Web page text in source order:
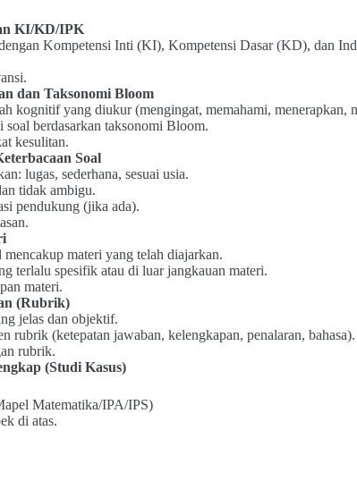
KI/KD/IPK
Kompetensi Inti (KI), Kompetensi Dasar (KD), dan
dan Taksonomi Bloom
kognitif yang diukur (mengingat, memahami, menerapkan,
soal berdasarkan taksonomi Bloom.
kesulitan.
Soal
lugas, sederhana, sesuai usia.
tidak ambigu.
pendukung (jika ada).
mencakup materi yang telah diajarkan.
terlalu spesifik atau di luar jangkauan materi.
materi.
(Rubrik)
jelas dan objektif.
rubrik (ketepatan jawaban, kelengkapan, penalaran, bahasa).
rubrik.
(Studi Kasus)
Matematika/IPA/IPS)
di atas.